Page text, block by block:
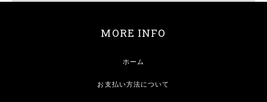
MORE INFO
ホーム
お支払い方法について